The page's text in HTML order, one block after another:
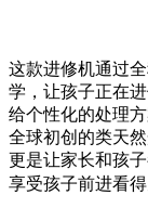
这款进修机通过
学，让孩子正在
给个性化的处理
全球初创的类天
更是让家长和孩
享受孩子前进看得